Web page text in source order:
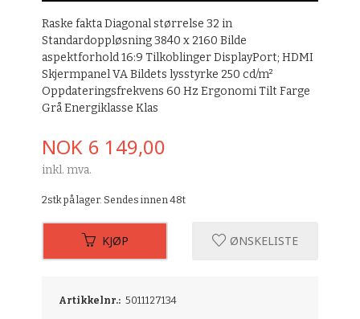
Raske fakta Diagonal størrelse 32 in
Standardoppløsning 3840 x 2160 Bilde
aspektforhold 16:9 Tilkoblinger DisplayPort; HDMI
Skjermpanel VA Bildets lysstyrke 250 cd/m²
Oppdateringsfrekvens 60 Hz Ergonomi Tilt Farge
Grå Energiklasse Klas
Pris
NOK 6 149,00
inkl. mva.
2stk på lager. Sendes innen 48t
KJØP ØNSKELISTE
Artikkelnr.: 5011127134